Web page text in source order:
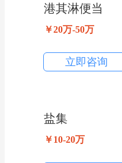
港其淋便当
￥20万-50万
立即咨询
盐集
￥10-20万